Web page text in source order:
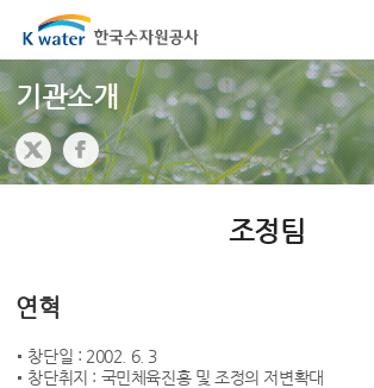
기관소개
조정팀
연혁
창단일 : 2002. 6. 3
창단취지 : 국민체육진흥 및 조정의 저변확대